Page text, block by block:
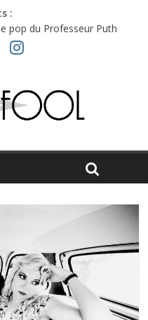
:
pop du Professeur Puth
de chaud au café Atlantik
et émotions en hausse
entre chaleur et bonne
: entre bière, métal et